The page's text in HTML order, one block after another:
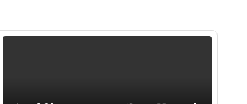
روزنامه‌های صبح شنبه ۱۷ مرداد ۱۴۰۵